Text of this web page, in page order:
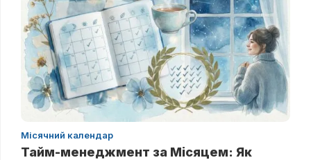
Місячний календар
Тайм-менеджмент за Місяцем: Як